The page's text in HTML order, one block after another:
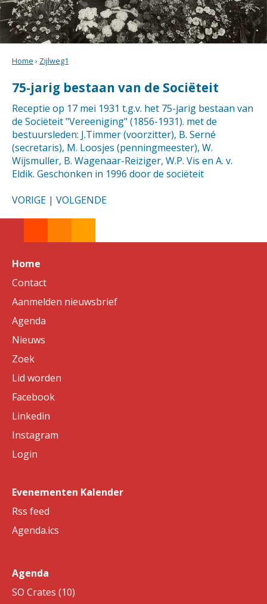
Home › Zijlweg1
75-jarig bestaan van de Sociëteit
Receptie op 17 mei 1931 t.g.v. het 75-jarig bestaan van
de Sociëteit "Vereeniging" (1856-1931). met de
bestuursleden: J.Timmer (voorzitter), B. Serné
(secretaris), M. Loosjes (penningmeester), W.
Wijsmuller, B. Wagenaar-Reiziger, W.P. Vis en A. v.
Eldik. Geschonken in 1996 door de sociëteit
VORIGE | VOLGENDE
Home
Contact
Aanmelden nieuwsbrief
Agenda
Nieuws
Zoek
Lid worden
Facebook
Linkedin
Instagram
Login
Evenementen Kalender
Rss feed
Agenda.ics
Agenda
SO Crates (10)